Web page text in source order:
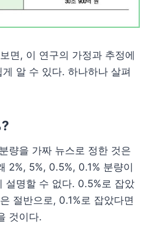
면, 이 연구의 가정과 추정에
알 수 있다. 하나하나 살펴
량을 가짜 뉴스로 정한 것은
2%, 5%, 0.5%, 0.1% 분량이
설명할 수 없다. 0.5%로 잡았
절반으로, 0.1%로 잡았다면
것이다.